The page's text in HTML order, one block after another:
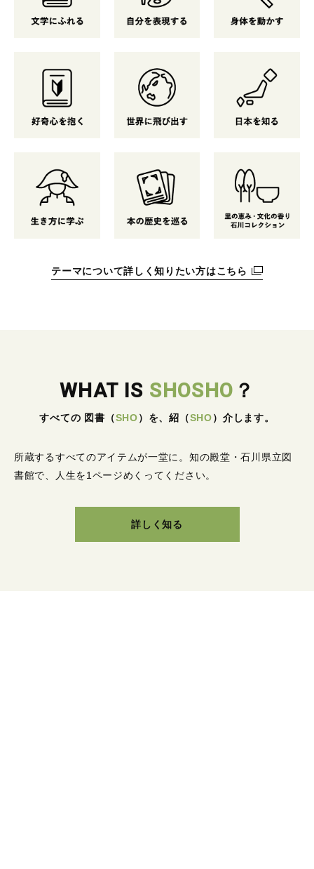
テーマについて詳しく知りたい方はこちら
WHAT IS SHOSHO ？
すべての 図書 （SHO） を、紹 （SHO） 介します。
所蔵するすべてのアイテムが一堂に。 知の殿堂・石川県立図
書館で、人生を1ページめくってください。
詳しく知る